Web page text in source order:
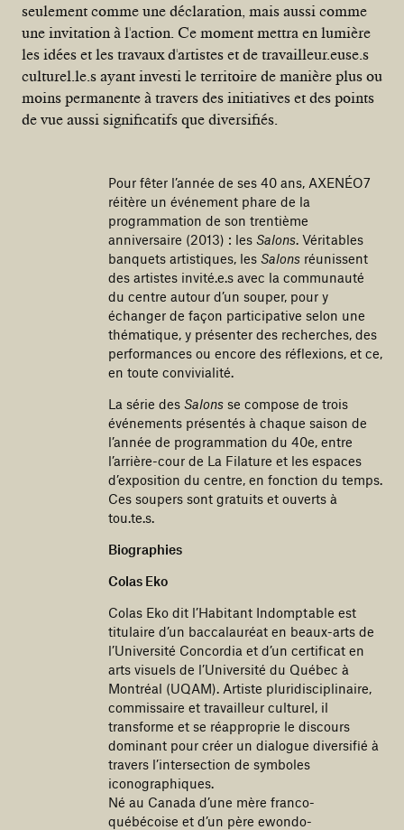
seulement comme une déclaration, mais aussi comme
une invitation à l'action. Ce moment mettra en lumière
les idées et les travaux d'artistes et de travailleur.euse.s
culturel.le.s ayant investi le territoire de manière plus ou
moins permanente à travers des initiatives et des points
de vue aussi significatifs que diversifiés.
Pour fêter l’année de ses 40 ans, AXENÉO7
réitère un événement phare de la
programmation de son trentième
anniversaire (2013) : les Salons . Véritables
banquets artistiques, les Salons réunissent
des artistes invité.e.s avec la communauté
du centre autour d’un souper, pour y
échanger de façon participative selon une
thématique, y présenter des recherches, des
performances ou encore des réflexions, et ce,
en toute convivialité.
La série des Salons se compose de trois
événements présentés à chaque saison de
l’année de programmation du 40e, entre
l’arrière-cour de La Filature et les espaces
d’exposition du centre, en fonction du temps.
Ces soupers sont gratuits et ouverts à
tou.te.s.
Biographies
Colas Eko
Colas Eko dit l’Habitant Indomptable est
titulaire d’un baccalauréat en beaux-arts de
l’Université Concordia et d’un certificat en
arts visuels de l’Université du Québec à
Montréal (UQAM). Artiste pluridisciplinaire,
commissaire et travailleur culturel, il
transforme et se réapproprie le discours
dominant pour créer un dialogue diversifié à
travers l’intersection de symboles
iconographiques.
Né au Canada d’une mère franco-
québécoise et d’un père ewondo-